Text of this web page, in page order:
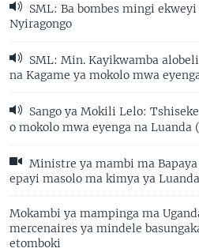
SML: Ba bombes mingi
Nyiragongo
SML: Min. Kayikwamba
na Kagame ya mokolo mwa
Sango ya Mokili Lelo:
o mokolo mwa eyenga na Luanda
Ministre ya mambi ma
epayi masolo ma kimya ya
Mokambi ya mampinga ma
mercenaires ya mindele
etomboki